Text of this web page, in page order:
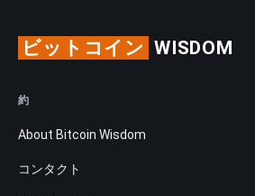
ビットコイン WISDOM
約
About Bitcoin Wisdom
コンタクト